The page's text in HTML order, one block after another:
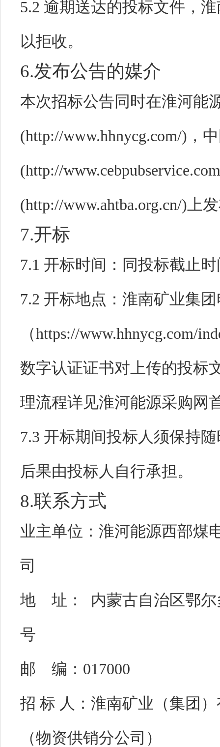
5.2 逾期送达的投标文件，
以拒收。
6.发布公告的媒介
本次招标公告同时在淮河能
(http://www.hhnycg.com/)，
(http://
(http://www.ahtba.org.cn/) 上
7.开标
7.1 开标时间：同投标截止
7.2 开标地点：淮南矿业集
（https://www.hhnycg.com/
数字认证证书对上传的投标
理流程详见淮河能源采购网
7.3 开标期间投标人须保持
后果由投标人自行承担。
8.联系方式
业主单位： 淮河能源西部煤
司
地 址： 内蒙古自治区鄂
号
邮 编： 017000
招 标 人： 淮南矿业（集团
（物资供销分公司）